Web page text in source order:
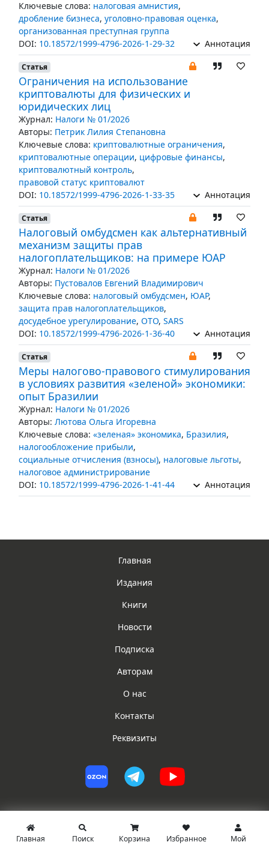
Ключевые слова: налоговая амнистия,
дробление бизнеса, уголовно-правовая оценка,
организованная преступная группа
DOI: 10.18572/1999-4796-2026-1-29-32 Аннотация
Статья
Ограничения на использование
криптовалюты для физических и
юридических лиц
Журнал: Налоги № 01/2026
Авторы: Петрик Лилия Степановна
Ключевые слова: криптовалютные ограничения,
криптовалютные операции, цифровые финансы,
криптовалютный контроль,
правовой статус криптовалют
DOI: 10.18572/1999-4796-2026-1-33-35 Аннотация
Статья
Налоговый омбудсмен как альтернативный
механизм защиты прав
налогоплательщиков: на примере ЮАР
Журнал: Налоги № 01/2026
Авторы: Пустовалов Евгений Владимирович
Ключевые слова: налоговый омбудсмен, ЮАР,
защита прав налогоплательщиков,
досудебное урегулирование, ОТО, SARS
DOI: 10.18572/1999-4796-2026-1-36-40 Аннотация
Статья
Меры налогово-правового стимулирования
в условиях развития «зеленой» экономики:
опыт Бразилии
Журнал: Налоги № 01/2026
Авторы: Лютова Ольга Игоревна
Ключевые слова: «зеленая» экономика, Бразилия,
налогообложение прибыли,
социальные отчисления (взносы), налоговые льготы,
налоговое администрирование
DOI: 10.18572/1999-4796-2026-1-41-44 Аннотация
Главная
Издания
Книги
Новости
Подписка
Авторам
О нас
Контакты
Реквизиты
© ИГ ЮРИСТ
Главная Поиск Корзина Избранное Мой